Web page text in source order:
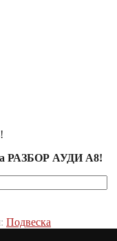
РАЗБОР АУДИ А8!
Подвеска